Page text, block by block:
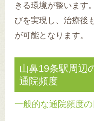
きる環境が整います
びを実現し、治療後
が可能となります。
山鼻19条駅周辺
通院頻度
一般的な通院頻度